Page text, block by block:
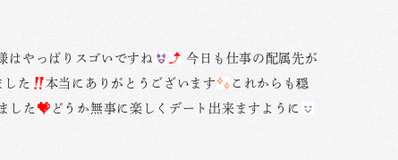
はやっぱりスゴいですね
今日も仕事の配属先が
した 本当にありがとうございます
これからも穏
した
どうか無事に楽しくデート出来ますように